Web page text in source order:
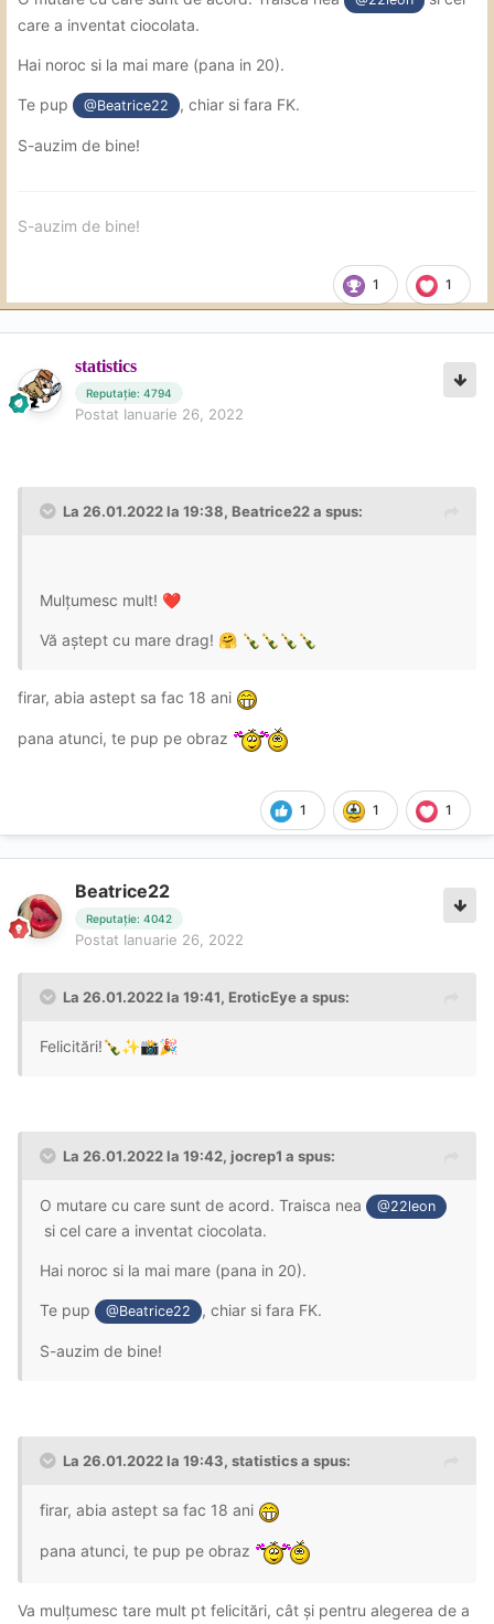
care a inventat ciocolata.
Hai noroc si la mai mare (pana in 20).
Te pup @Beatrice22 , chiar si fara FK.
S-auzim de bine!
1 1
S-auzim de bine!
statistics
Reputație: 4794
Postat Ianuarie 26, 2022
La 26.01.2022 la 19:38, Beatrice22a spus:
Mulțumesc mult! ❤️
Vă aștept cu mare drag! 🤗 🍾🍾🍾🍾
firar, abia astept sa fac 18 ani
pana atunci, te pup pe obraz
1 1 1
Beatrice22
Reputație: 4042
Postat Ianuarie 26, 2022
La 26.01.2022 la 19:41, EroticEyea spus:
Felicitări!🍾✨📸🎉
La 26.01.2022 la 19:42, jocrep1 a spus:
O mutare cu care sunt de acord. Traisca nea @22leon
si cel care a inventat ciocolata.
Hai noroc si la mai mare (pana in 20).
Te pup @Beatrice22 , chiar si fara FK.
S-auzim de bine!
La 26.01.2022 la 19:43, statisticsa spus:
firar, abia astept sa fac 18 ani
pana atunci, te pup pe obraz
Va mulțumesc tare mult pt felicitări, cât și pentru alegerea de a